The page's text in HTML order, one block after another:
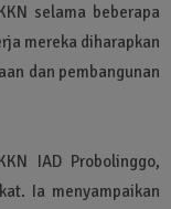
selama beberapa
mereka diharapkan
dan pembangunan
IAD Probolinggo,
Ia menyampaikan